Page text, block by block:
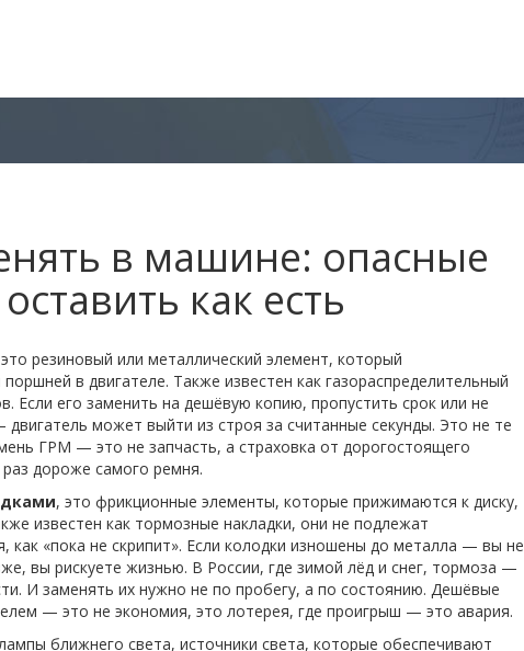
в машине: опасные
как есть
это резиновый или металлический элемент, который
в двигателе. Также известен как газораспределительный
. Если его заменить на дешёвую копию, пропустить срок или не
может выйти из строя за считанные секунды. Это не те
ГРМ — это не запчасть, а страховка от дорогостоящего
дороже самого ремня.
, это фрикционные элементы, которые прижимаются к диску,
известен как тормозные накладки, они не подлежат
как «пока не скрипит». Если колодки изношены до металла — вы не
вы рискуете жизнью. В России, где зимой лёд и снег, тормоза —
И заменять их нужно не по пробегу, а по состоянию. Дешёвые
— это не экономия, это лотерея, где проигрыш — это авария.
лампы ближнего света, источники света, которые обеспечивают